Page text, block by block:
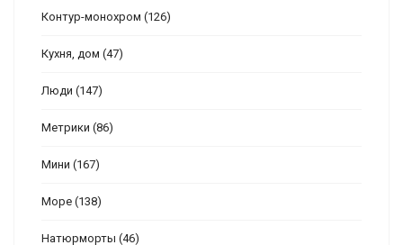
Контур-монохром (126)
Кухня, дом (47)
Люди (147)
Метрики (86)
Мини (167)
Море (138)
Натюрморты (46)